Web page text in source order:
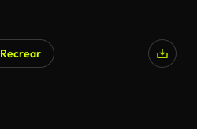
Recrear